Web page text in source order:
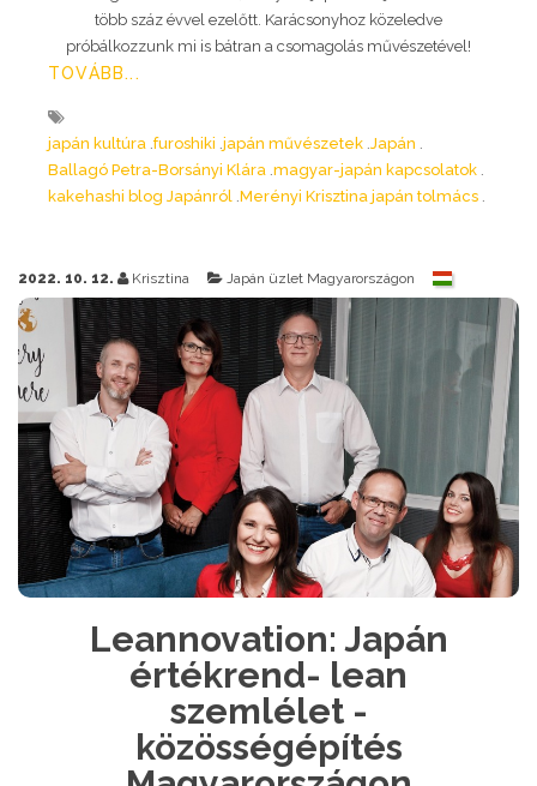
több száz évvel ezelőtt. Karácsonyhoz közeledve
próbálkozzunk mi is bátran a csomagolás művészetével!
TOVÁBB...
japán kultúra furoshiki japán művészetek Japán
Ballagó Petra-Borsányi Klára magyar-japán kapcsolatok
kakehashi blog Japánról Merényi Krisztina japán tolmács
2022. 10. 12. Krisztina Japán üzlet Magyarországon
Leannovation: Japán
értékrend- lean
szemlélet -
közösségépítés